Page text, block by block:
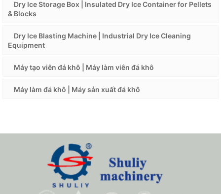
Dry Ice Storage Box | Insulated Dry Ice Container for Pellets
& Blocks
Dry Ice Blasting Machine | Industrial Dry Ice Cleaning
Equipment
Máy tạo viên đá khô | Máy làm viên đá khô
Máy làm đá khô | Máy sản xuất đá khô